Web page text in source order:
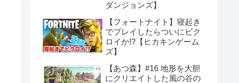
ダンジョンズ】
【フォートナイト】寝起き
でプレイしたらついにビク
ロイか!?【ヒカキンゲーム
ズ】
【あつ森】#16 地形を大胆
にクリエイトした風の谷の